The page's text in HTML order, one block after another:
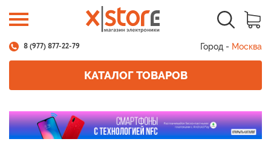
8 (977) 877-22-79 Город - Москва
КАТАЛОГ ТОВАРОВ